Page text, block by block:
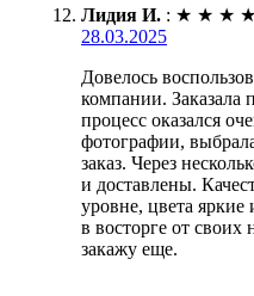
Лидия И. : ★ ★ ★ ★
28.03.2025
Довелось
компании. Заказала
процесс оказался
фотографии,
заказ. Через
и доставлены.
уровне, цвета
в восторге от
закажу еще.